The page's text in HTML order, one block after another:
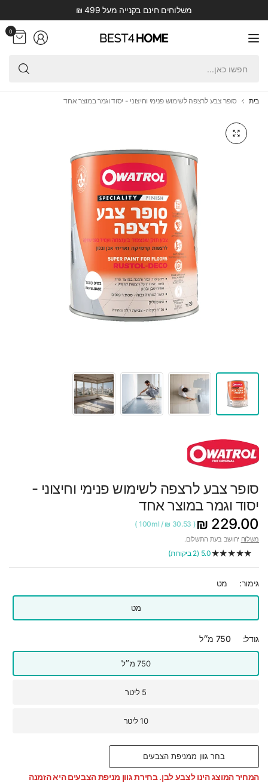
משלוחים חינם בקנייה מעל 499 ₪
0
בית סופר צבע לרצפה לשימוש פנימי וחיצוני - יסוד וגמר במוצר אחד
סופר צבע לרצפה לשימוש פנימי וחיצוני -
יסוד וגמר במוצר אחד
229.00 ₪
30.53 ₪
/
100ml
משלוח יחושב בעת התשלום.
5.0 (2 ביקורות)
גימור: מט
מט
גודל: 750 מ״ל
750 מ״ל
5 ליטר
10 ליטר
בחר גוון ממניפת הצבעים
המחיר המוצג הינו לצבע לבן. בחירת גוון מניפת הצבעים היא הזמנה